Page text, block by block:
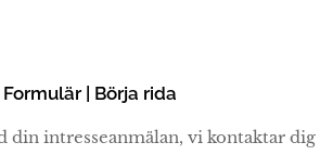
Formulär | Börja rida
din intresseanmälan, vi kontaktar dig